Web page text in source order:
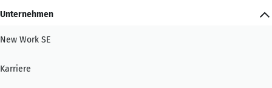
Unternehmen
New Work SE
Karriere